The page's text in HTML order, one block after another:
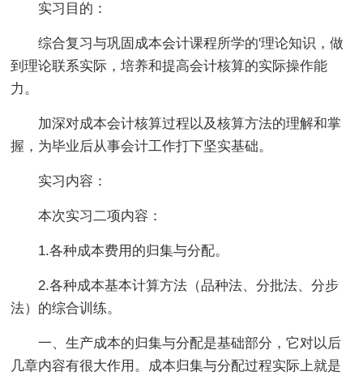
实习目的：
综合复习与巩固成本会计课程所学的'理论知识，做
到理论联系实际，培养和提高会计核算的实际操作能
力。
加深对成本会计核算过程以及核算方法的理解和掌
握，为毕业后从事会计工作打下坚实基础。
实习内容：
本次实习二项内容：
1.各种成本费用的归集与分配。
2.各种成本基本计算方法（品种法、分批法、分步
法）的综合训练。
一、生产成本的归集与分配是基础部分，它对以后
几章内容有很大作用。成本归集与分配过程实际上就是